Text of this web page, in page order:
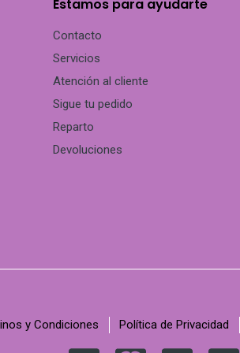
Estamos para ayudarte
Contacto
Servicios
Atención al cliente
Sigue tu pedido
Reparto
Devoluciones
y Condiciones Política de Privacidad